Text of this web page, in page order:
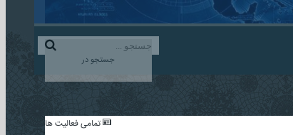
جستجو در
تمامی فعالیت ها